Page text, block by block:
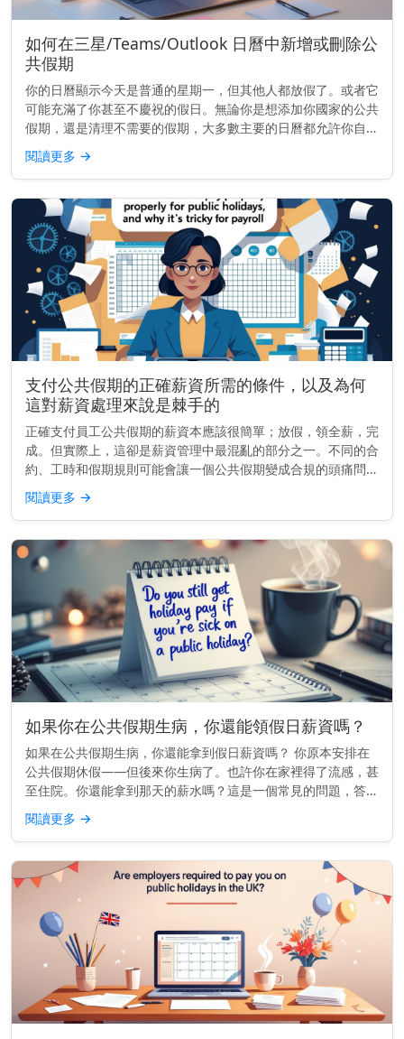
如何在三星/Teams/Outlook 日曆中新增或刪除公
共假期
你的日曆顯示今天是普通的星期一，但其他人都放假了。或者它
可能充滿了你甚至不慶祝的假日。無論你是想添加你國家的公共
假期，還是清理不需要的假期，大多數主要的日曆都允許你自訂
顯示內容——只要你知道該去哪裡找。 快速提示： 要添加或移
除公共假期，請...
閱讀更多 →
支付公共假期的正確薪資所需的條件，以及為何
這對薪資處理來說是棘手的
正確支付員工公共假期的薪資本應該很簡單；放假，領全薪，完
成。但實際上，這卻是薪資管理中最混亂的部分之一。不同的合
約、工時和假期規則可能會讓一個公共假期變成合規的頭痛問
題。無論你是經營小型企業還是管理全國薪資團隊，做好這件事
不僅關乎金錢，更關...
閱讀更多 →
如果你在公共假期生病，你還能領假日薪資嗎？
如果在公共假期生病，你還能拿到假日薪資嗎？ 你原本安排在
公共假期休假——但後來你生病了。也許你在家裡得了流感，甚
至住院。你還能拿到那天的薪水嗎？這是一個常見的問題，答案
很大程度上取決於你工作的地點以及你的雇傭合約內容。 快速
見解： 在許多地...
閱讀更多 →